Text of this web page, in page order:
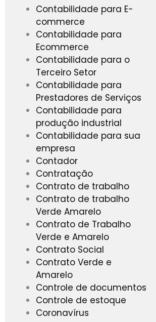
Contabilidade para E-
commerce
Contabilidade para
Ecommerce
Contabilidade para o
Terceiro Setor
Contabilidade para
Prestadores de Serviços
Contabilidade para
produção industrial
Contabilidade para sua
empresa
Contador
Contratação
Contrato de trabalho
Contrato de trabalho
Verde Amarelo
Contrato de Trabalho
Verde e Amarelo
Contrato Social
Contrato Verde e
Amarelo
Controle de documentos
Controle de estoque
Coronavírus